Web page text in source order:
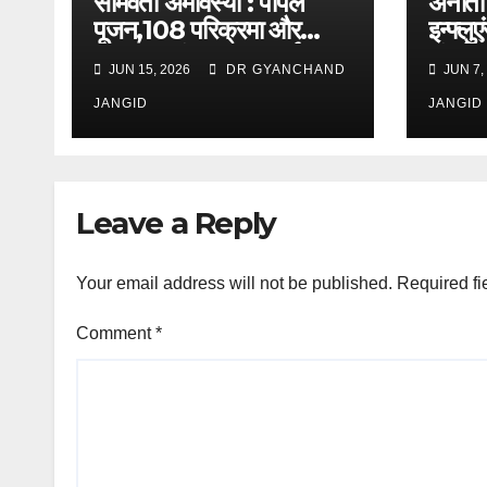
पूजन,108 परिक्रमा और
सनातन परंपरा का महापर्व
JUN 15, 2026 DR GYANCHAND
JANGID
आई
JUN 7,
JANGID
Leave a Reply
Your email address will not be published. Required
Comment*